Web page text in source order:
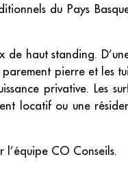
du Pays
haut standing.
pierre et les
privative. Les
locatif ou une
CO Conseils.